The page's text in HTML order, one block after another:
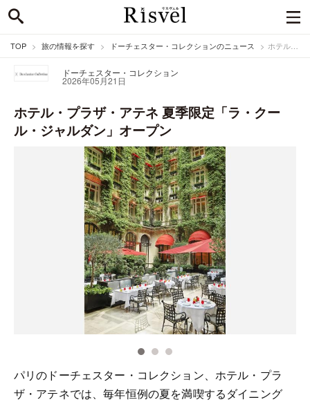
TOP 旅の情報を探す ドーチェスター・コレクションのニュース ホテル・プラザ・アテネ 夏季限定「ラ・クール・ジャルダン」オープン
ドーチェスター・コレクション
2026年05月21日
ホテル・プラザ・アテネ 夏季限定「ラ・クー
ル・ジャルダン」オープン
パリのドーチェスター・コレクション、ホテル・プラ
ザ・アテネでは、毎年恒例の夏を満喫するダイニング